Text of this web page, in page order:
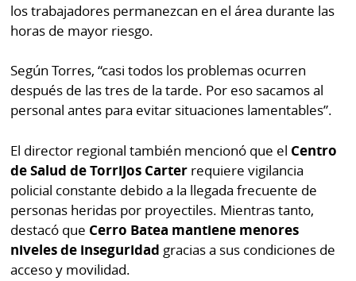
los trabajadores permanezcan en el área durante las
horas de mayor riesgo.
Según Torres, “casi todos los problemas ocurren
después de las tres de la tarde. Por eso sacamos al
personal antes para evitar situaciones lamentables”.
El director regional también mencionó que el Centro
de Salud de Torrijos Carter requiere vigilancia
policial constante debido a la llegada frecuente de
personas heridas por proyectiles. Mientras tanto,
destacó que Cerro Batea mantiene menores
niveles de inseguridad gracias a sus condiciones de
acceso y movilidad.